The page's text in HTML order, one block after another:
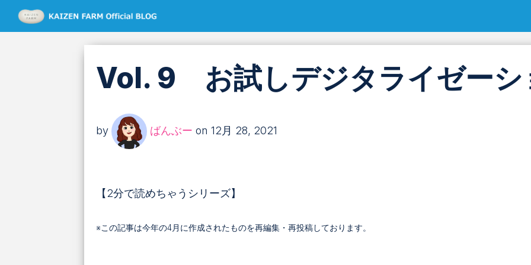
Vol. 9 お試しデジタライゼーシ
by ばんぶー on 12月 28, 2021
【2分で読めちゃうシリーズ】
※この記事は今年の4月に作成されたものを再編集・再投稿しております。